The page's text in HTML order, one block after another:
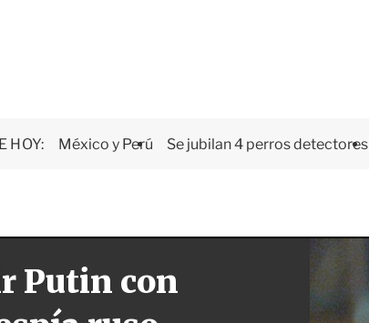
HOY: México y Perú Se jubilan 4 perros detectores
e
s
i
Putin con